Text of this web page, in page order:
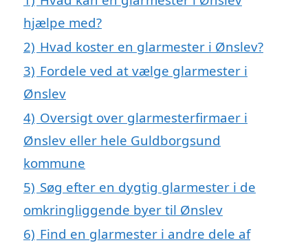
hjælpe med?
2) Hvad koster en glarmester i Ønslev?
3) Fordele ved at vælge glarmester i
Ønslev
4) Oversigt over glarmesterfirmaer i
Ønslev eller hele Guldborgsund
kommune
5) Søg efter en dygtig glarmester i de
omkringliggende byer til Ønslev
6) Find en glarmester i andre dele af